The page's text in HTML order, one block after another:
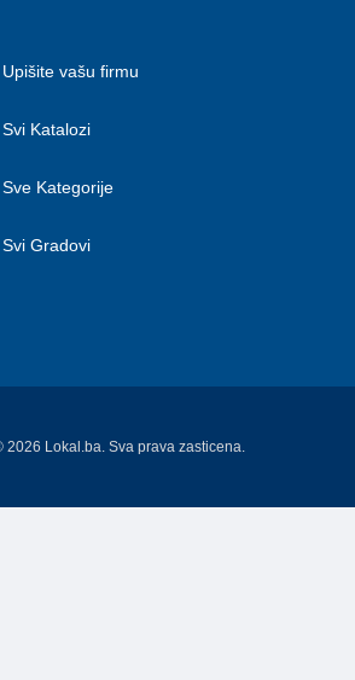
Upišite vašu firmu
Svi Katalozi
Sve Kategorije
Svi Gradovi
2026 Lokal.ba. Sva prava zasticena.